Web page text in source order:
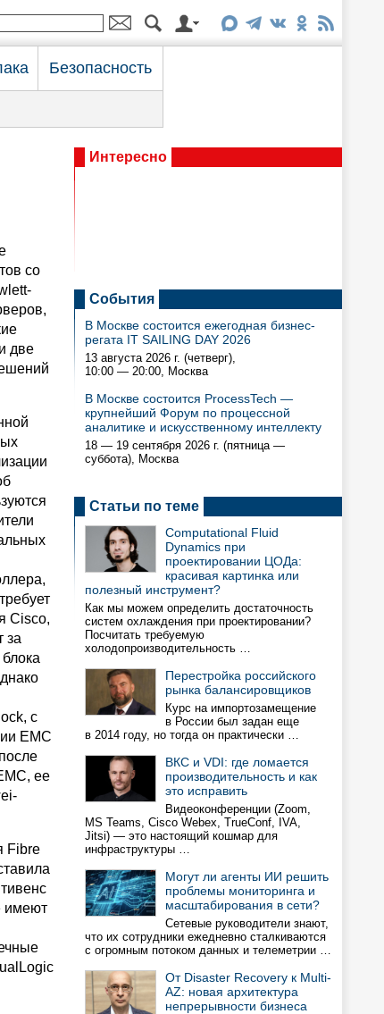
Безопасность
со
две
Cisco,
за
с
EMC
ее
Fibre
имеют
Интересно
События
В Москве состоится ежегодная бизнес-
регата IT SAILING DAY 2026
13 августа 2026 г. (четверг),
10:00 — 20:00, Москва
В Москве состоится ProcessTech —
крупнейший Форум по процессной
аналитике и искусственному интеллекту
18 — 19 сентября 2026 г. (пятница —
суббота), Москва
Статьи по теме
Computational Fluid
Dynamics при
проектировании ЦОДа:
красивая картинка или
полезный инструмент?
Как мы можем определить достаточность
систем охлаждения при проектировании?
Посчитать требуемую
холодопроизводительность …
Перестройка российского
рынка балансировщиков
Курс на импортозамещение
в России был задан еще
в 2014 году, но тогда он практически …
ВКС и VDI: где ломается
производительность и как
это исправить
Видеоконференции (Zoom,
MS Teams, Cisco Webex, TrueConf, IVA,
Jitsi) — это настоящий кошмар для
инфраструктуры …
Могут ли агенты ИИ решить
проблемы мониторинга и
масштабирования в сети?
Сетевые руководители знают,
что их сотрудники ежедневно сталкиваются
с огромным потоком данных и телеметрии …
От Disaster Recovery к Multi-
AZ: новая архитектура
непрерывности бизнеса